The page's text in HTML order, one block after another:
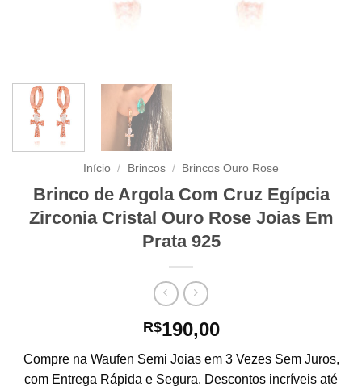
Início / Brincos / Brincos Ouro Rose
Brinco de Argola Com Cruz Egípcia
Zirconia Cristal Ouro Rose Joias Em
Prata 925
R$190,00
Compre na Waufen Semi Joias em 3 Vezes Sem Juros,
com Entrega Rápida e Segura. Descontos incríveis até